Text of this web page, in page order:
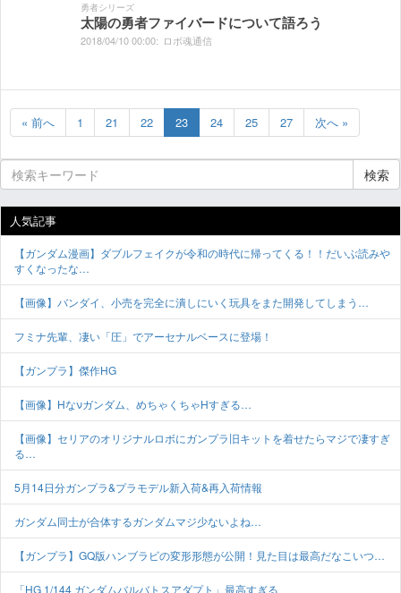
勇者シリーズ
太陽の勇者ファイバードについて語ろう
2018/04/1000:00: ロボ魂通信
« 前へ 1 21 22 23 24 25 27 次へ »
検索
人気記事
【ガンダム漫画】ダブルフェイクが令和の時代に帰ってくる！！だいぶ読みや
すくなったな…
【画像】バンダイ、小売を完全に潰しにいく玩具をまた開発してしまう…
フミナ先輩、凄い「圧」でアーセナルベースに登場！
【ガンプラ】傑作HG
【画像】Hなνガンダム、めちゃくちゃHすぎる…
【画像】セリアのオリジナルロボにガンプラ旧キットを着せたらマジで凄すぎ
る…
5月14日分ガンプラ&プラモデル新入荷&再入荷情報
ガンダム同士が合体するガンダムマジ少ないよね…
【ガンプラ】GQ版ハンブラビの変形形態が公開！見た目は最高だなこいつ…
「HG 1/144 ガンダムバルバトスアダプト」最高すぎる